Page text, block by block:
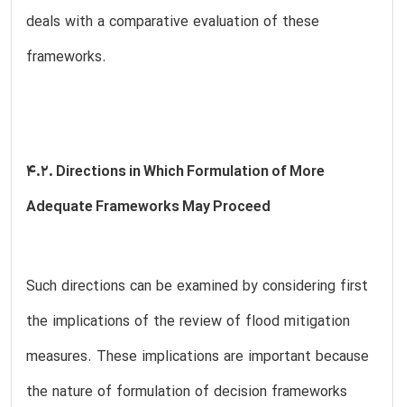
deals with a comparative evaluation of these
frameworks.
4.2. Directions in Which Formulation of More
Adequate Frameworks May Proceed
Such directions can be examined by considering first
the implications of the review of flood mitigation
measures. These implications are important because
the nature of formulation of decision frameworks